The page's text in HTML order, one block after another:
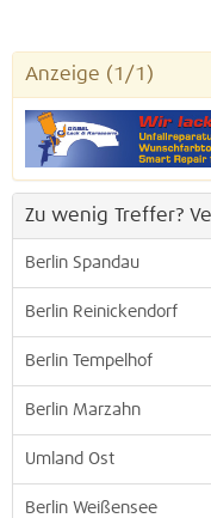
Anzeige (1/1)
Zu wenig Treffer?
Berlin Spandau
Berlin Reinickendorf
Berlin Tempelhof
Berlin Marzahn
Umland Ost
Berlin Weißensee